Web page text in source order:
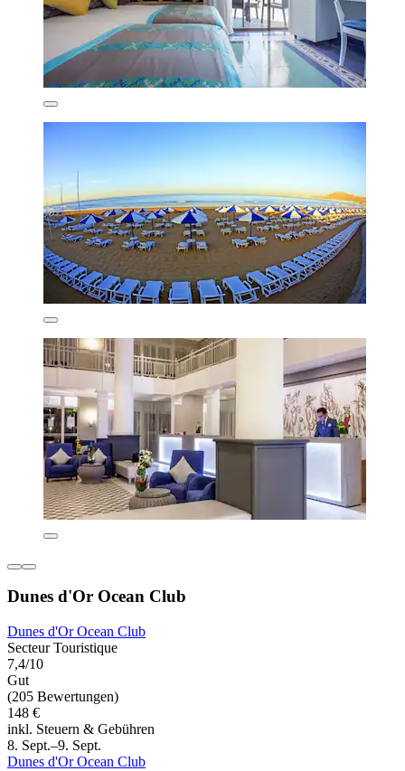
Dunes d'Or Ocean Club
Dunes d'Or Ocean Club
Secteur Touristique
7,4/10
Gut
(205 Bewertungen)
148 €
inkl. Steuern & Gebühren
8. Sept.–9. Sept.
Dunes d'Or Ocean Club